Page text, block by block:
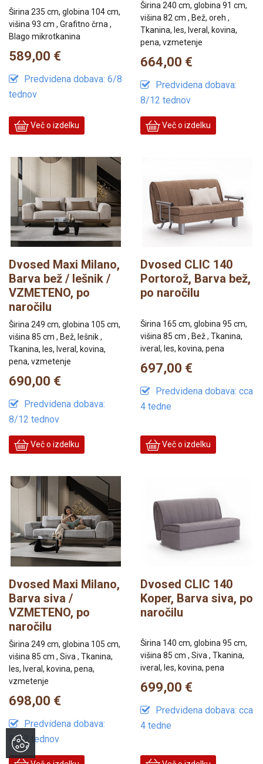
Širina 235 cm, globina 104 cm,
višina 93 cm , Grafitno črna ,
Blago mikrotkanina
589,00 €
Predvidena dobava: 6/8
tednov
Več o izdelku
Širina 240 cm, globina 91 cm,
višina 82 cm , Bež, oreh ,
Tkanina, les, Iveral, kovina,
pena, vzmetenje
664,00 €
Predvidena dobava:
8/12 tednov
Več o izdelku
Dvosed Maxi Milano,
Barva bež / lešnik /
VZMETENO, po
naročilu
Širina 249 cm, globina 105 cm,
višina 85 cm , Bež, lešnik ,
Tkanina, les, Iveral, kovina,
pena, vzmetenje
690,00 €
Predvidena dobava:
8/12 tednov
Več o izdelku
Dvosed CLIC 140
Portorož, Barva bež,
po naročilu
Širina 165 cm, globina 95 cm,
višina 85 cm , Bež , Tkanina,
iveral, les, kovina, pena
697,00 €
Predvidena dobava: cca
4 tedne
Več o izdelku
Dvosed Maxi Milano,
Barva siva /
VZMETENO, po
naročilu
Širina 249 cm, globina 105 cm,
višina 85 cm , Siva , Tkanina,
les, Iveral, kovina, pena,
vzmetenje
698,00 €
Predvidena dobava:
8/12 tednov
Dvosed CLIC 140
Koper, Barva siva, po
naročilu
Širina 140 cm, globina 95 cm,
višina 85 cm , Siva , Tkanina,
iveral, les, kovina, pena
699,00 €
Predvidena dobava: cca
4 tedne